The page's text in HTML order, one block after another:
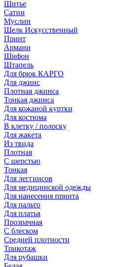
Шитье
Сатин
Муслин
Шелк Искусственный
Принт
Армани
Шифон
Штапель
Для брюк КАРГО
Для джинс
Плотная джинса
Тонкая джинса
Для кожаной куртки
Для костюма
В клетку / полоску
Для жакета
Из твида
Плотная
С шерстью
Тонкая
Для леггинсов
Для медицинской одежды
Для нанесения принта
Для пальто
Для платья
Прозрачная
С блеском
Средней плотности
Трикотаж
Для рубашки